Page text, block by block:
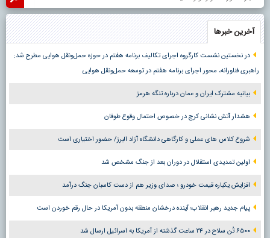
آخرین خبرها
در نخستین نشست کارگروه اجرای تکالیف برنامه هفتم در حوزه حمل‌ونقل هوایی مطرح شد:
راهبری فناورانه، محور اجرای برنامه هفتم در توسعه حمل‌ونقل هوایی
بیانیه مشترک ایران و عمان درباره تنگه هرمز
هشدار آتش نشانی کرج در خصوص احتمال وقوع طوفان
شروع کلاس های عملی و کارگاهی دانشگاه آزاد البرز/ حضور اختیاری است
اولین تمدیدی استقلال در دوران بعد از جنگ مشخص شد
افزایش یکباره قیمت خودرو ؛ صدای وزیر هم از دست کاسبان جنگ درآمد
پیام جدید رهبر انقلاب؛ آینده درخشان منطقه بدون آمریکا در حال رقم خوردن است
۶۵۰۰ تُن سلاح در ۲۴ ساعت گذشته از آمریکا به اسرائیل ارسال شد